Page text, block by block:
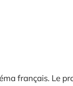
français. Le